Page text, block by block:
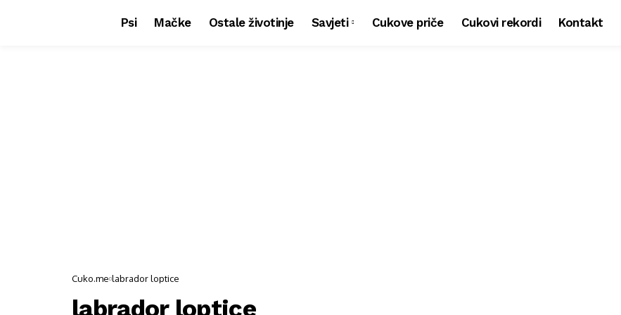
Psi Mačke Ostale životinje Savjeti Cukove priče Cukovi rekordi Kontakt
Cuko.me labrador loptice
labrador loptice